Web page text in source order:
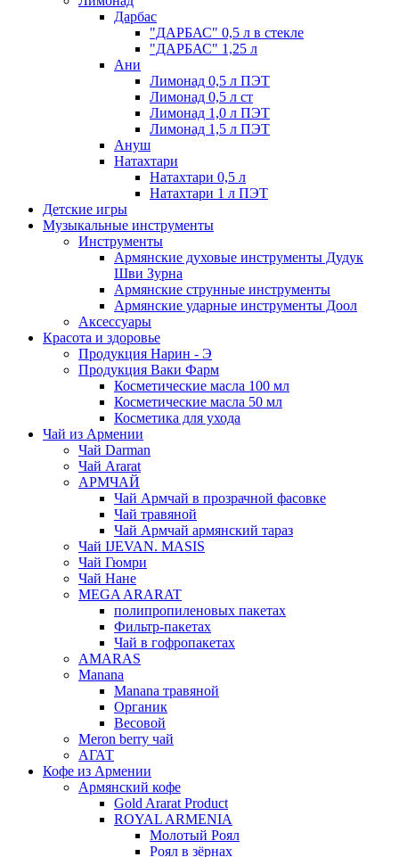
Дарбас
"ДАРБАС" 0,5 л в стекле
"ДАРБАС" 1,25 л
Ани
Лимонад 0,5 л ПЭТ
Лимонад 0,5 л ст
Лимонад 1,0 л ПЭТ
Лимонад 1,5 л ПЭТ
Ануш
Натахтари
Натахтари 0,5 л
Натахтари 1 л ПЭТ
Детские игры
Музыкальные инструменты
Инструменты
Армянские духовые инструменты Дудук
Шви Зурна
Армянские струнные инструменты
Армянские ударные инструменты Доол
Аксессуары
Красота и здоровье
Продукция Нарин - Э
Продукция Ваки Фарм
Косметические масла 100 мл
Косметические масла 50 мл
Косметика для ухода
Чай из Армении
Чай Darman
Чай Ararat
АРМЧАЙ
Чай Армчай в прозрачной фасовке
Чай травяной
Чай Армчай армянский тараз
Чай IJEVAN. MASIS
Чай Гюмри
Чай Нане
MEGA ARARAT
полипропиленовых пакетах
Фильтр-пакетах
Чай в гофропакетах
AMARAS
Manana
Manana травяной
Органик
Весовой
Meron berry чай
АГАТ
Кофе из Армении
Армянский кофе
Gold Ararat Product
ROYAL ARMENIA
Молотый Роял
Роял в зёрнах